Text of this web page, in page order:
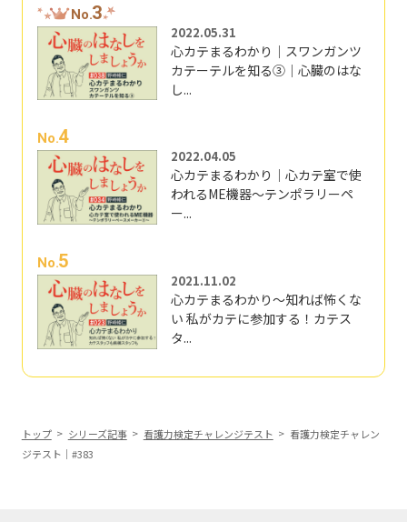
No.3
2022.05.31
心カテまるわかり｜スワンガンツ
カテーテルを知る③｜心臓のはな
し...
No.4
2022.04.05
心カテまるわかり｜心カテ室で使
われるME機器～テンポラリーペ
ー...
No.5
2021.11.02
心カテまるわかり～知れば怖くな
い 私がカテに参加する！カテス
タ...
トップ シリーズ記事 看護力検定チャレンジテスト
看護力検定チャレン
ジテスト｜#383